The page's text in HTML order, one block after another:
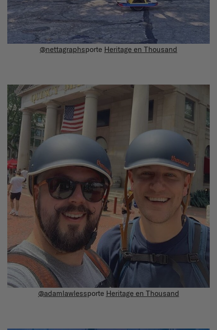
@nettagraphsporte Heritage en Thousand
@adamlawlessporte Heritage en Thousand